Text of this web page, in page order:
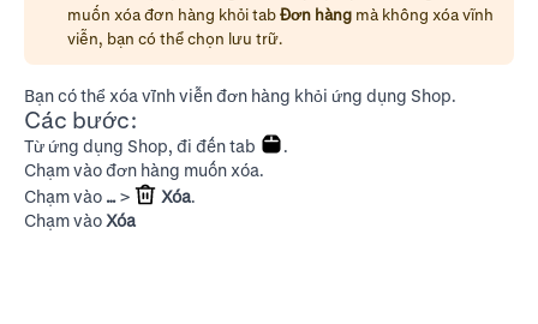
muốn xóa đơn hàng khỏi tab Đơn hàng mà không xóa vĩnh
viễn, bạn có thể chọn lưu trữ.
Bạn có thể xóa vĩnh viễn đơn hàng khỏi ứng dụng Shop.
Các bước:
Từ ứng dụng Shop, đi đến tab
.
Chạm vào đơn hàng muốn xóa.
Chạm vào …> Xóa.
Chạm vào Xóa